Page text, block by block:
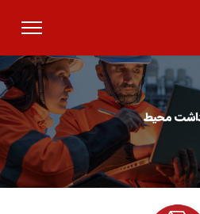
محیط